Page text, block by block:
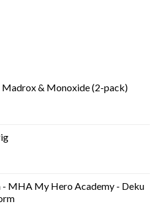
& Monoxide (2-pack)
- MHA My Hero Academy - Deku